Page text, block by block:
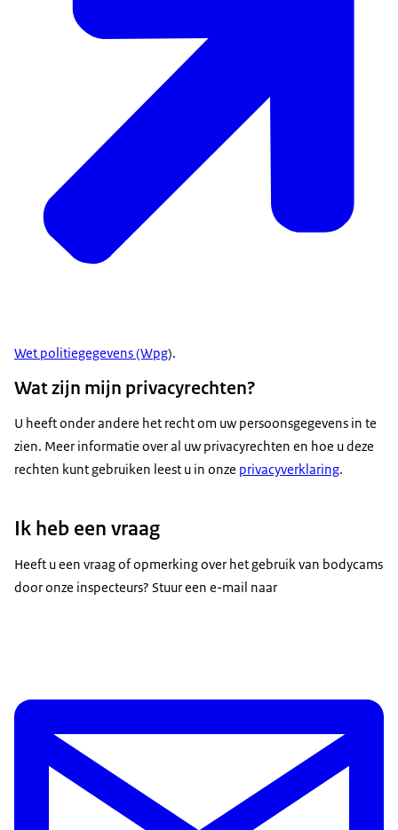
Wet politiegegevens (Wpg).
Wat zijn mijn privacyrechten?
U heeft onder andere het recht om uw persoonsgegevens in te
zien. Meer informatie over al uw privacyrechten en hoe u deze
rechten kunt gebruiken leest u in onze privacyverklaring.
Ik heb een vraag
Heeft u een vraag of opmerking over het gebruik van bodycams
door onze inspecteurs? Stuur een e-mail naar